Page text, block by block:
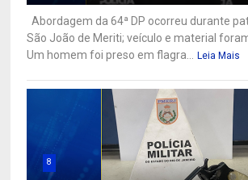
Abordagem da 64ª DP ocorreu durante
São João de Meriti; veículo e material
Um homem foi preso em flagra... Leia Mais
8